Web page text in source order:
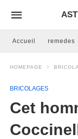
Accueil remedes
HOMEPAGE
BRICOLAGES
Cet